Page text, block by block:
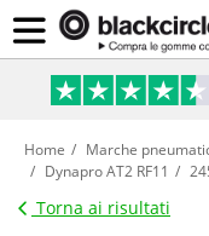
Home Marche
Dynapro AT2 RF11
Torna ai risultati